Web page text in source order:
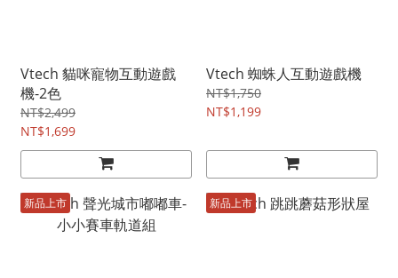
Vtech 貓咪寵物互動遊戲
機-2色
NT$2,499
NT$1,699
Vtech 蜘蛛人互動遊戲機
NT$1,750
NT$1,199
新品上市 新品上市